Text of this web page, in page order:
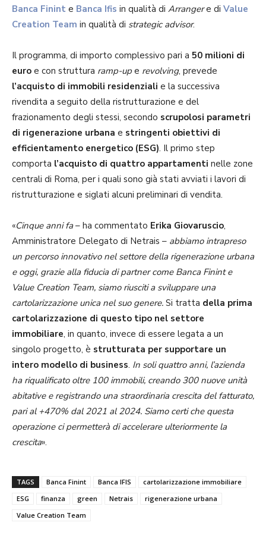
Banca Finint e Banca Ifis in qualità di Arrangere di Value
Creation Team in qualità di strategic advisor.
Il programma, di importo complessivo pari a 50 milioni di
euro e con struttura ramp-up e revolving, prevede
l’acquisto di immobili residenziali e la successiva
rivendita a seguito della ristrutturazione e del
frazionamento degli stessi, secondo scrupolosi parametri
di rigenerazione urbana e stringenti obiettivi di
efficientamento energetico (ESG). Il primo step
comporta l’acquisto di quattro appartamenti nelle zone
centrali di Roma, per i quali sono già stati avviati i lavori di
ristrutturazione e siglati alcuni preliminari di vendita.
«Cinque anni fa– ha commentato Erika Giovaruscio,
Amministratore Delegato di Netrais – abbiamo intrapreso
un percorso innovativo nel settore della rigenerazione urbana
e oggi, grazie alla fiducia di partner come Banca Finint e
Value Creation Team, siamo riusciti a sviluppare una
cartolarizzazione unica nel suo genere. Si tratta della prima
cartolarizzazione di questo tipo nel settore
immobiliare, in quanto, invece di essere legata a un
singolo progetto, è strutturata per supportare un
intero modello di business. In soli quattro anni, l’azienda
ha riqualificato oltre 100 immobili, creando 300 nuove unità
abitative e registrando una straordinaria crescita del fatturato,
pari al +470% dal 2021 al 2024. Siamo certi che questa
operazione ci permetterà di accelerare ulteriormente la
crescita».
TAGS Banca Finint Banca IFIS
cartolarizzazione immobiliare
ESG
finanza green Netrais
rigenerazione urbana
Value Creation Team